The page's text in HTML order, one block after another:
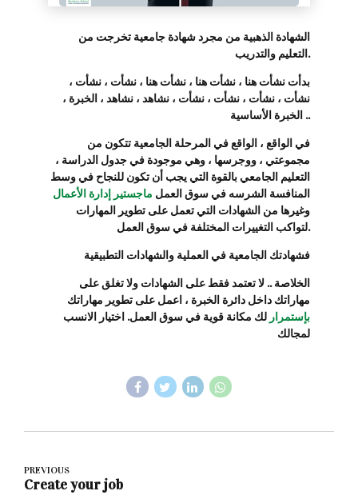
الشهادة الذهبية من مجرد شهادة جامعية تخرجت من
التعليم والتدريب.
بدأت نشأت هنا ، نشأت هنا ، نشأت هنا ، نشأت ، نشأت ،
نشأت ، نشأت ، نشأت ، نشأت ، نشاهد ، نشاهد ، الخبرة ،
الخبرة الأساسية ..
في الواقع ، الواقع في المرحلة الجامعية تتكون من
مجموعتي ، ووجرسها ، وهي موجودة في جدول الدراسة ،
التعليم الجامعي بالقوة التي يجب أن تكون للنجاح في وسط
المنافسة الشرسه في سوق العمل ماجستير إدارة الأعمال
وغيرها من الشهادات التي تعمل على تطوير المهارات
لتواكب التغييرات المختلفة في سوق العمل.
فشهادتك الجامعية في العملية والشهادات التطبيقية
الخلاصة .. لا تعتمد فقط على الشهادات ولا تغلق على
مهاراتك داخل دائرة الخبرة ، اعمل على تطوير مهاراتك
بإستمرار لك مكانة قوية في سوق العمل. اختيار الانسب
لمجالك
PREVIOUS
Create your job